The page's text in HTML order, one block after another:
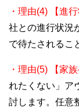
・理由(4) 【進
社との進行状況
で待たされるこ
・理由(5) 【家
れたくない」ア
討します。任意